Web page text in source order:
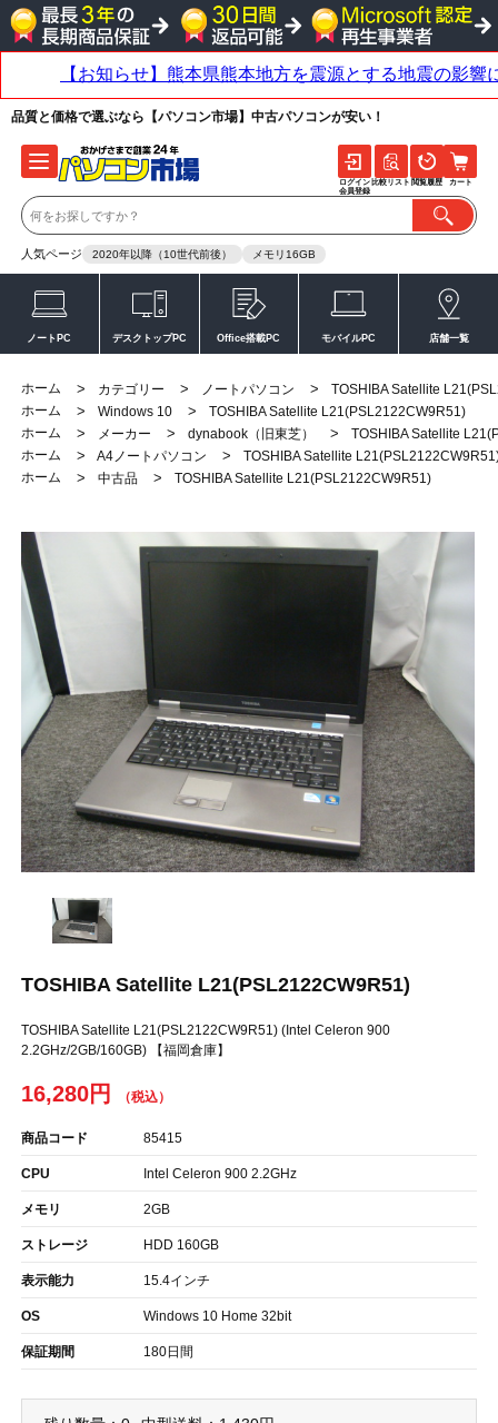
品質と価格で選ぶなら【パソコン市場】中古パソコンが安い！
人気ページ 2020年以降（10世代前後） メモリ16GB
ログイン
会員登録
比較リスト 閲覧履歴 カート
ノートPC デスクトップPC Office搭載PC モバイルPC 店舗一覧
ホーム > カテゴリー > ノートパソコン >
TOSHIBA Satellite
ホーム
> Windows 10 >
TOSHIBA Satellite L21(PSL2122CW9R51)
ホーム
> メーカー > dynabook（旧東芝） >
TOSHIBA Satellite
ホーム
> A4ノートパソコン >
TOSHIBA Satellite
ホーム
> 中古品 > TOSHIBA Satellite L21(PSL2122CW9R51)
TOSHIBA Satellite L21(PSL2122CW9R51)
TOSHIBA Satellite L21(PSL2122CW9R51) (Intel Celeron 900
2.2GHz/2GB/160GB) 【福岡倉庫】
16,280円
商品コード 85415
CPU Intel Celeron 900 2.2GHz
メモリ 2GB
ストレージ HDD 160GB
表示能力 15.4インチ
OS Windows 10 Home 32bit
保証期間 180日間